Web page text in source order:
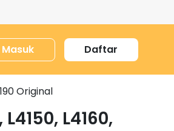
Masuk Daftar
Original
L4160,